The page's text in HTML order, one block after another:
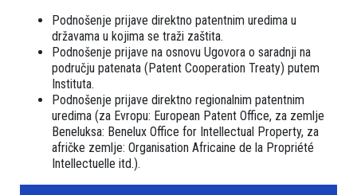
Podnošenje prijave direktno patentnim uredima u
državama u kojima se traži zaštita.
Podnošenje prijave na osnovu Ugovora o saradnji na
području patenata (Patent Cooperation Treaty) putem
Instituta.
Podnošenje prijave direktno regionalnim patentnim
uredima (za Evropu: European Patent Office, za zemlje
Beneluksa: Benelux Office for Intellectual Property, za
afričke zemlje: Organisation Africaine de la Propriété
Intellectuelle itd.).